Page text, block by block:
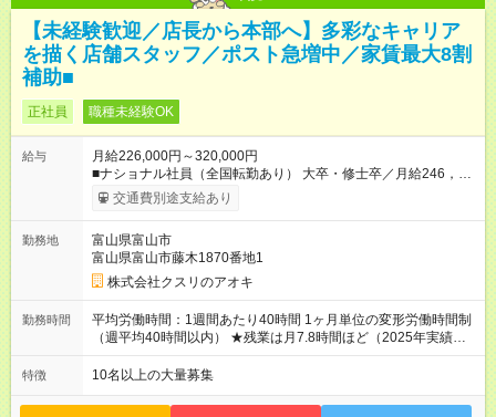
【未経験歓迎／店長から本部へ】多彩なキャリア
を描く店舗スタッフ／ポスト急増中／家賃最大8割
補助■
正社員 職種未経験OK
給与
月給226,000円～320,000円
■ナショナル社員（全国転勤あり） 大卒・修士卒／月給246，
000円～320，000円 高校・短大・専門卒／月給226，000円～
320，000円 ★エリア手当（石川県、富山県、福井県、岐阜県、
途、賞与（年2回）、各種手当あり ★登録販売者資格保持者に
は、別途月1万円支給（実務経験がない方にも同額を支給） ※た
だし、短時間勤務・早番固定社員は当社規定に従い額が変動 ＝
＝＝＝＝＝＝＝＝＝＝＝＝＝ ★職務給制度で実力次第で収入ア
ップ！ 職務内容に応じて給与が支払われ、昇格試験なく役職に
就いた時点で年収がUPする制度です。 約4割の社員が入社3年目
にできます。 ＝＝＝＝＝＝＝＝＝＝＝＝＝＝ 【試用期間】試用
期間なし
交通費別途支給あり
勤務地
富山県富山市
富山県富山市藤木1870番地1
株式会社クスリのアオキ
勤務時間
平均労働時間：1週間あたり40時間 1ヶ月単位の変形労働時間制
（週平均40時間以内） ★残業は月7.8時間ほど（2025年実績）
＜店舗の基本営業時間＞ 9時～22時 ※勤務時間は店舗により異
なります。 ＜シフト例＞ 早番：8時00分～17時00分 中番：11
1ヶ月単位の変形労働時間制（週平均40時間以内） ★残業は月
特徴 10名以上の大量募集